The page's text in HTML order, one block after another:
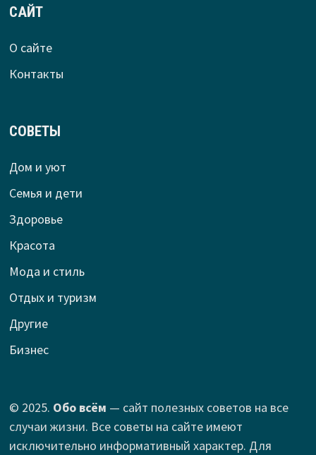
САЙТ
О сайте
Контакты
СОВЕТЫ
Дом и уют
Семья и дети
Здоровье
Красота
Мода и стиль
Отдых и туризм
Другие
Бизнес
© 2025. Обо всём — сайт полезных советов на все
случаи жизни. Все советы на сайте имеют
исключительно информативный характер. Для